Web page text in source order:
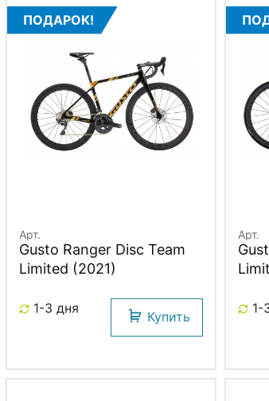
ПОДАРОК!
Арт.
Gusto Ranger Disc Team
Limited (2021)
1-3 дня
Купить
Арт.
1-